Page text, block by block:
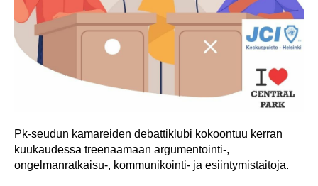
Pk-seudun kamareiden debattiklubi kokoontuu kerran
kuukaudessa treenaamaan argumentointi-,
ongelmanratkaisu-, kommunikointi- ja esiintymistaitoja.